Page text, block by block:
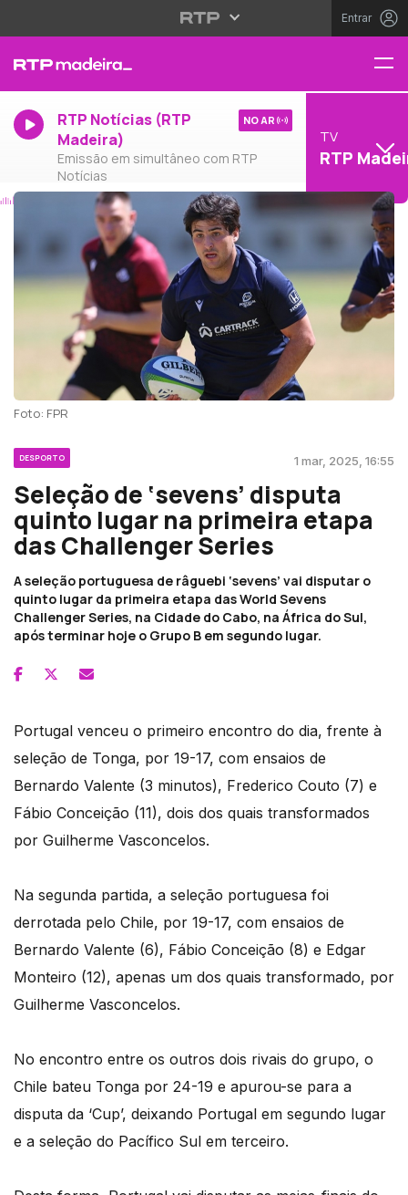
Entrar
RTP Notícias (RTP
Madeira)
Emissão em simultâneo com RTP
Notícias
NO AR
TV
RTP
Foto: FPR
DESPORTO 1 mar, 2025, 16:55
Seleção de ‘sevens’ disputa
quinto lugar na primeira etapa
das Challenger Series
A seleção portuguesa de râguebi ‘sevens’ vai disputar o
quinto lugar da primeira etapa das World Sevens
Challenger Series, na Cidade do Cabo, na África do Sul,
após terminar hoje o Grupo B em segundo lugar.
Portugal venceu o primeiro encontro do dia, frente à
seleção de Tonga, por 19-17, com ensaios de
Bernardo Valente (3 minutos), Frederico Couto (7) e
Fábio Conceição (11), dois dos quais transformados
por Guilherme Vasconcelos.
Na segunda partida, a seleção portuguesa foi
derrotada pelo Chile, por 19-17, com ensaios de
Bernardo Valente (6), Fábio Conceição (8) e Edgar
Monteiro (12), apenas um dos quais transformado, por
Guilherme Vasconcelos.
No encontro entre os outros dois rivais do grupo, o
Chile bateu Tonga por 24-19 e apurou-se para a
disputa da ‘Cup’, deixando Portugal em segundo lugar
e a seleção do Pacífico Sul em terceiro.